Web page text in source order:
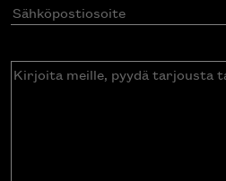
Sähköpostiosoite(Pakollinen)
Kirjoita